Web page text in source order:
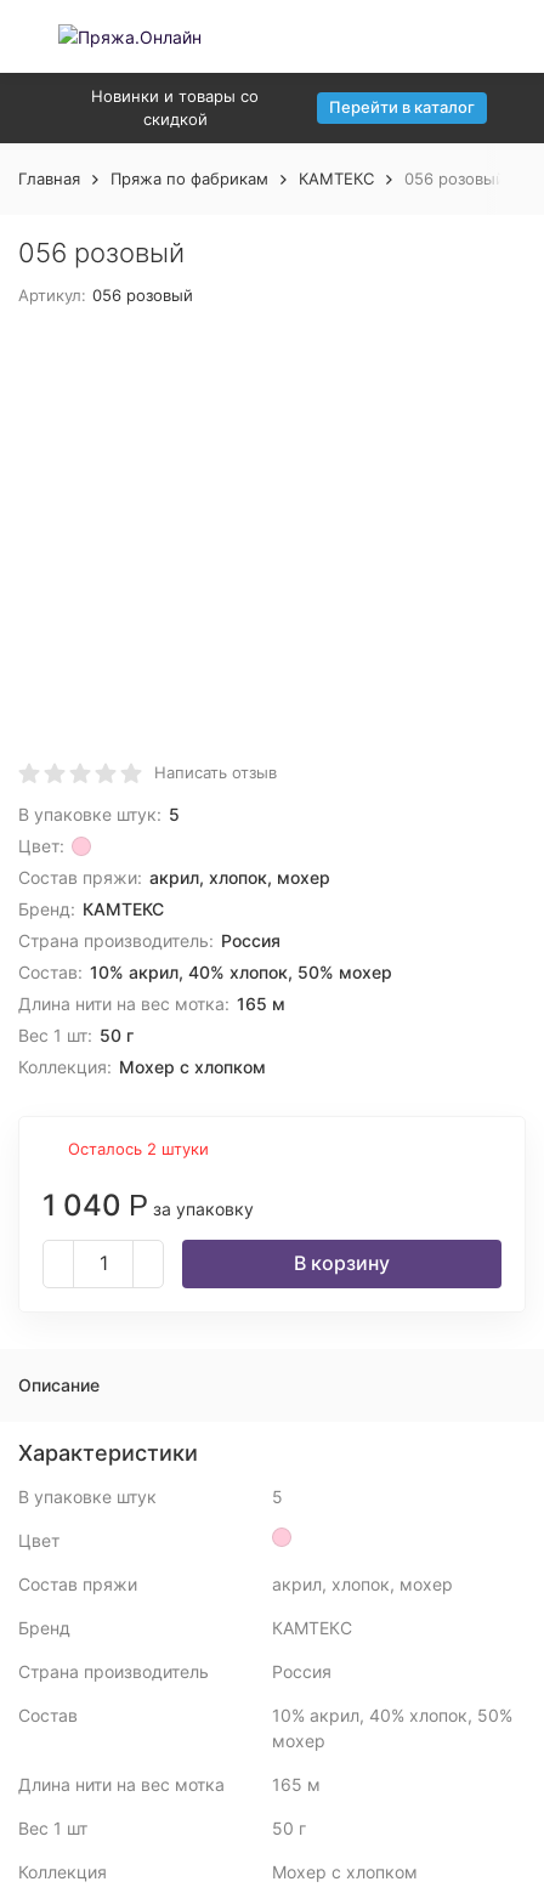
Новинки и товары со
скидкой
Перейти в каталог
Главная Пряжа по фабрикам КАМТЕКС 056 розовый
056 розовый
Артикул: 056 розовый
Написать отзыв
В упаковке штук: 5
Цвет:
Состав пряжи: акрил, хлопок, мохер
Бренд: КАМТЕКС
Страна производитель: Россия
Состав: 10% акрил, 40% хлопок, 50% мохер
Длина нити на вес мотка: 165 м
Вес 1 шт: 50 г
Коллекция: Мохер с хлопком
Осталось 2 штуки
1 040 Р за упаковку
В корзину
Описание
Характеристики
В упаковке штук 5
Цвет
Состав пряжи акрил, хлопок, мохер
Бренд КАМТЕКС
Страна производитель Россия
Состав
10% акрил, 40% хлопок, 50%
мохер
Длина нити на вес мотка 165 м
Вес 1 шт 50 г
Коллекция Мохер с хлопком